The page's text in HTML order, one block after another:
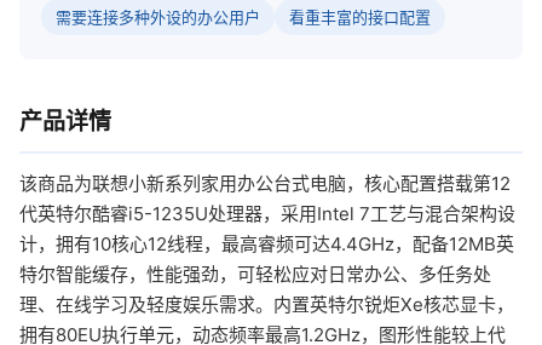
需要连接多种外设的办公用户 看重丰富的接口配置
产品详情
该商品为联想小新系列家用办公台式电脑，核心配置搭载第12
代英特尔酷睿i5-1235U处理器，采用Intel 7工艺与混合架构设
计，拥有10核心12线程，最高睿频可达4.4GHz，配备12MB英
特尔智能缓存，性能强劲，可轻松应对日常办公、多任务处
理、在线学习及轻度娱乐需求。内置英特尔锐炬Xe核芯显卡，
拥有80EU执行单元，动态频率最高1.2GHz，图形性能较上代